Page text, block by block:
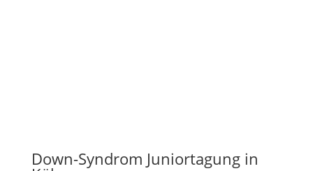
Down-Syndrom Junior­ta­gung in